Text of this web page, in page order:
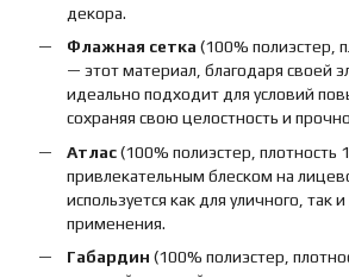
декора.
Флажная сетка (100% полиэстер,
— этот материал, благодаря своей
идеально подходит для условий
сохраняя свою целостность и
Атлас(100% полиэстер, плотность
привлекательным блеском на
используется как для уличного, так
применения.
Габардин (100% полиэстер,